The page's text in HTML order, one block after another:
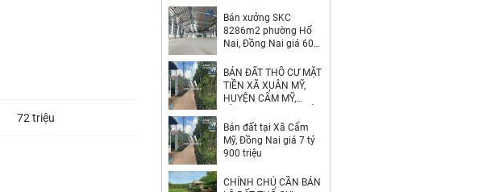
72 triệu
Bán xưởng SKC
8286m2 phường Hố
Nai, Đồng Nai giá 60
BÁN ĐẤT THỔ CƯ MẶT
TIỀN XÃ XUÂN MỸ,
HUYỆN CẨM MỸ,
7,9 TỶ
Bán đất tại Xã Cẩm
Mỹ, Đồng Nai giá 7 tỷ
900 triệu
CHÍNH CHỦ CẦN BÁN